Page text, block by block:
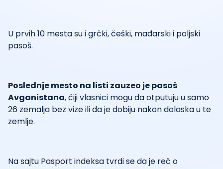
U prvih 10 mesta su i grčki, češki, mađarski i poljski
pasoš.
Poslednje mesto na listi zauzeo je pasoš
Avganistana, čiji vlasnici mogu da otputuju u samo
26 zemalja bez vize ili da je dobiju nakon dolaska u te
zemlje.
Na sajtu Pasport indeksa tvrdi se da je reč o